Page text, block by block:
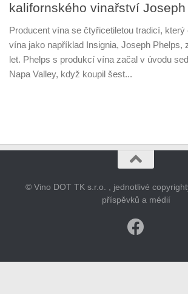
kalifornského vinařství
Producent vína se čtyřicetiletou tradicí,
vína jako například Insignia, Joseph Phelps,
let. Phelps s produkcí vína začal v úvodu
Napa Valley, když koupil šest...
© Vino DOT TK s.r.o. , jednotlivé
příspěvků a médií